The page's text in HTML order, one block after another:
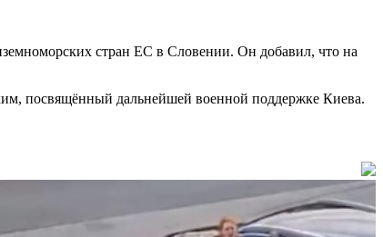
стран ЕС в Словении. Он добавил, что на
посвящённый дальнейшей военной поддержке Киева.